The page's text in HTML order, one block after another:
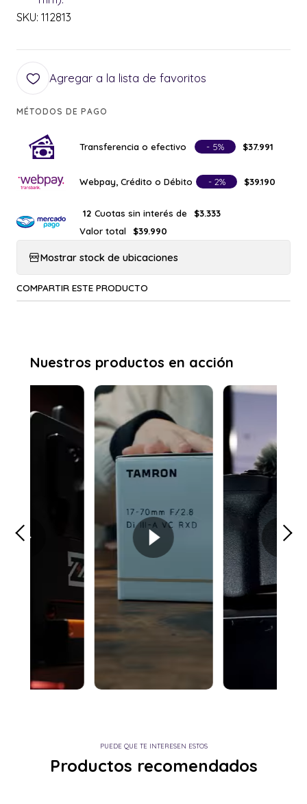
SKU: 112813
Agregar a la lista de favoritos
MÉTODOS DE PAGO
Transferencia o efectivo - 5% $37.991
Webpay, Crédito o Débito - 2% $39.190
12 Cuotas sin interés de
$3.333
Valor total
$39.990
Mostrar stock de ubicaciones
COMPARTIR ESTE PRODUCTO
PUEDE QUE TE INTERESEN ESTOS
Productos recomendados